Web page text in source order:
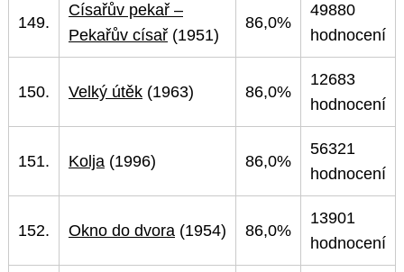
149.
Císařův pekař –
Pekařův císař (1951)
86,0%
49880
hodnocení
150. Velký útěk (1963) 86,0%
12683
hodnocení
151. Kolja (1996) 86,0%
56321
hodnocení
152. Okno do dvora (1954) 86,0%
13901
hodnocení